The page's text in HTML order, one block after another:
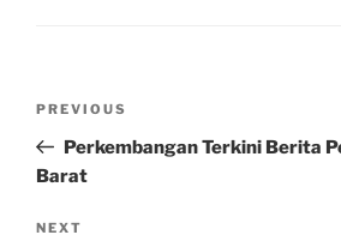
Previous
Post
PREVIOUS
Perkembangan Terkini Berita
Barat
Next
NEXT